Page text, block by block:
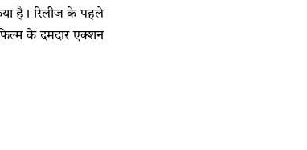
है। रिलीज के पहले
के दमदार एक्शन